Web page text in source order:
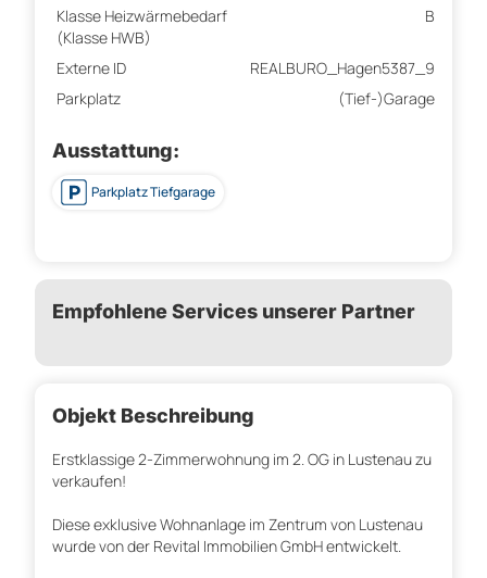
Klasse Heizwärmebedarf
(Klasse HWB)
B
Externe ID
REALBURO_Hagen5387_9
Parkplatz
(Tief-)Garage
Ausstattung:
Parkplatz Tiefgarage
Empfohlene Services unserer Partner
Objekt Beschreibung
Erstklassige 2-Zimmerwohnung im 2. OG in Lustenau zu
verkaufen!
Diese exklusive Wohnanlage im Zentrum von Lustenau
wurde von der Revital Immobilien GmbH entwickelt.